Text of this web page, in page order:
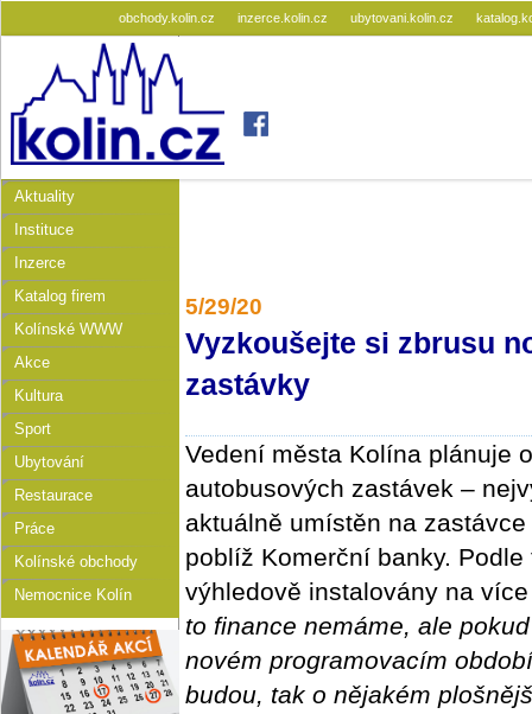
obchody.kolin.cz inzerce.kolin.cz ubytovani.kolin.cz
Aktuality
Instituce
Inzerce
Katalog firem
Kolínské WWW
Akce
Kultura
Sport
Ubytování
Restaurace
Práce
Kolínské obchody
Nemocnice Kolín
5/29/20
​Vyzkoušejte si zbrusu
zastávky
Vedení města Kolína plánuje
autobusových zastávek –
aktuálně umístěn na zastávce
poblíž Komerční banky.
výhledově instalovány na
to finance nemáme, ale
novém programovacím
budou, tak o nějakém